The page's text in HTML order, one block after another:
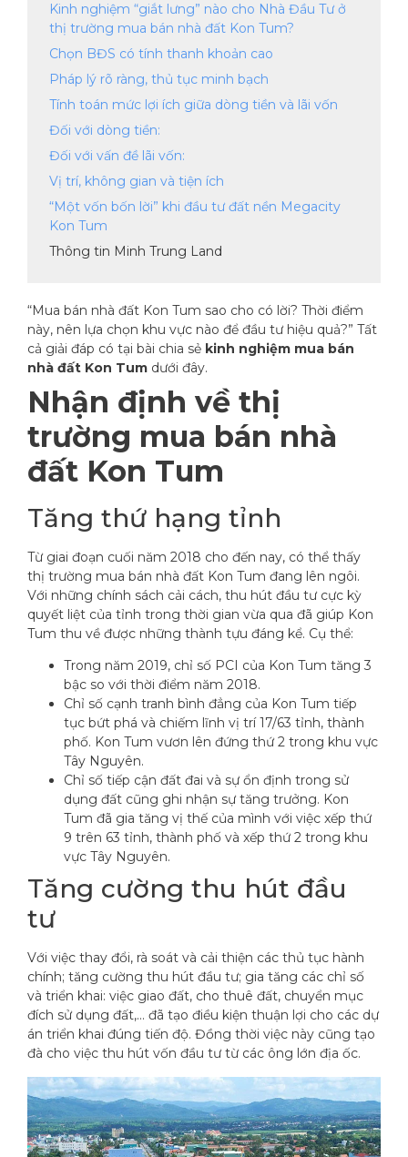
Kinh nghiệm “giắt lưng” nào cho Nhà Đầu Tư ở
thị trường mua bán nhà đất Kon Tum?
Chọn BĐS có tính thanh khoản cao
Pháp lý rõ ràng, thủ tục minh bạch
Tính toán mức lợi ích giữa dòng tiền và lãi vốn
Đối với dòng tiền:
Đối với vấn đề lãi vốn:
Vị trí, không gian và tiện ích
“Một vốn bốn lời” khi đầu tư đất nền Megacity
Kon Tum
Thông tin Minh Trung Land
“Mua bán nhà đất Kon Tum sao cho có lời? Thời điểm
này, nên lựa chọn khu vực nào để đầu tư hiệu quả?” Tất
cả giải đáp có tại bài chia sẻ kinh nghiệm mua bán
nhà đất Kon Tum dưới đây.
Nhận định về thị
trường mua bán nhà
đất Kon Tum
Tăng thứ hạng tỉnh
Từ giai đoạn cuối năm 2018 cho đến nay, có thể thấy
thị trường mua bán nhà đất Kon Tum đang lên ngôi.
Với những chính sách cải cách, thu hút đầu tư cực kỳ
quyết liệt của tỉnh trong thời gian vừa qua đã giúp Kon
Tum thu về được những thành tựu đáng kể. Cụ thể:
Trong năm 2019, chỉ số PCI của Kon Tum tăng 3
bậc so với thời điểm năm 2018.
Chỉ số cạnh tranh bình đẳng của Kon Tum tiếp
tục bứt phá và chiếm lĩnh vị trí 17/63 tỉnh, thành
phố. Kon Tum vươn lên đứng thứ 2 trong khu vực
Tây Nguyên.
Chỉ số tiếp cận đất đai và sự ổn định trong sử
dụng đất cũng ghi nhận sự tăng trưởng. Kon
Tum đã gia tăng vị thế của mình với việc xếp thứ
9 trên 63 tỉnh, thành phố và xếp thứ 2 trong khu
vực Tây Nguyên.
Tăng cường thu hút đầu
tư
Với việc thay đổi, rà soát và cải thiện các thủ tục hành
chính; tăng cường thu hút đầu tư; gia tăng các chỉ số
và triển khai: việc giao đất, cho thuê đất, chuyển mục
đích sử dụng đất,… đã tạo điều kiện thuận lợi cho các dự
án triển khai đúng tiến độ. Đồng thời việc này cũng tạo
đà cho việc thu hút vốn đầu tư từ các ông lớn địa ốc.